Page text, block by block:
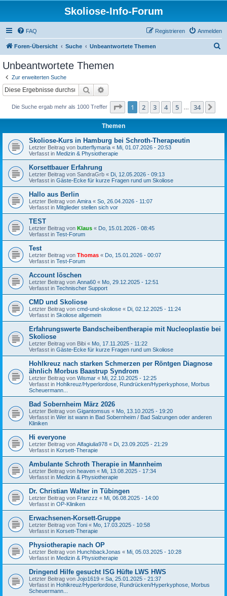
Skoliose-Info-Forum
FAQ Anmelden
Registrieren
Foren-Übersicht Suche Unbeantwortete Themen
Unbeantwortete Themen
Zur erweiterten Suche
Suche
Die Suche ergab mehr als 1000 Treffer Seite 1von 34
1 2 3 4 5 34
Themen
Skoliose-Kurs in Hamburg bei Schroth-Therapeutin
Letzter Beitrag von butterflymaria « Mi, 01.07.2026 - 20:53
Verfasst in Medizin & Physiotherapie
Korsettbauer Erfahrung
Letzter Beitrag von SandraGrb « Di, 12.05.2026 - 09:13
Verfasst in Gäste-Ecke für kurze Fragen rund um Skoliose
Hallo aus Berlin
Letzter Beitrag von Amira « So, 26.04.2026 - 11:07
Verfasst in Mitglieder stellen sich vor
TEST
Letzter Beitrag von Klaus « Do, 15.01.2026 - 08:45
Verfasst in Test-Forum
Test
Letzter Beitrag von Thomas « Do, 15.01.2026 - 00:07
Verfasst in Test-Forum
Account löschen
Letzter Beitrag von Anna60 « Mo, 29.12.2025 - 12:51
Verfasst in Technischer Support
CMD und Skoliose
Letzter Beitrag von cmd-und-skoliose « Di, 02.12.2025 - 11:24
Verfasst in Skoliose allgemein
Erfahrungswerte Bandscheibentherapie mit Nucleoplastie bei
Skoliose
Letzter Beitrag von Bibi « Mo, 17.11.2025 - 11:22
Verfasst in Gäste-Ecke für kurze Fragen rund um Skoliose
Hohlkreuz nach starken Schmerzen per Röntgen Diagnose
ähnlich Morbus Baastrup Syndrom
Letzter Beitrag von Wismar « Mi, 22.10.2025 - 12:25
Verfasst in Hohlkreuz/Hyperlordose, Rundrücken/Hyperkyphose, Morbus
Scheuermann...
Bad Sobernheim März 2026
Letzter Beitrag von Gigantomsus « Mo, 13.10.2025 - 19:20
Verfasst in Wer ist wann in Bad Sobernheim / Bad Salzungen oder anderen
Kliniken
Hi everyone
Letzter Beitrag von Alfagiulia978 « Di, 23.09.2025 - 21:29
Verfasst in Korsett-Therapie
Ambulante Schroth Therapie in Mannheim
Letzter Beitrag von heaven « Mi, 13.08.2025 - 17:34
Verfasst in Medizin & Physiotherapie
Dr. Christian Walter in Tübingen
Letzter Beitrag von Franzzz « Mi, 06.08.2025 - 14:00
Verfasst in OP-Kliniken
Erwachsenen-Korsett-Gruppe
Letzter Beitrag von Toni « Mo, 17.03.2025 - 10:58
Verfasst in Korsett-Therapie
Physiotherapie nach OP
Letzter Beitrag von HunchbackJonas « Mi, 05.03.2025 - 10:28
Verfasst in Medizin & Physiotherapie
Dringend Hilfe gesucht ISG Hüfte LWS HWS
Letzter Beitrag von Jojo1619 « Sa, 25.01.2025 - 21:37
Verfasst in Hohlkreuz/Hyperlordose, Rundrücken/Hyperkyphose, Morbus
Scheuermann...